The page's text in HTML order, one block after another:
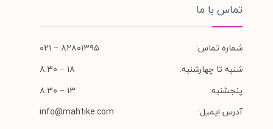
تماس با ما
شماره تماس:
۸۲۸۰۱۳۹۵ − ۰۲۱
شنبه تا چهارشنبه:
۱۸ − ۸:۳۰
پنجشنبه:
۱۳ − ۸:۳۰
آدرس ایمیل:
info@mahtike.com